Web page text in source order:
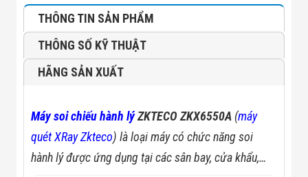
Người
Thuốc Nổ
Khủng Bố
CHUYÊN
DỤNG
Máy Dò Tạp
Chất
Màn Hình
THÔNG TIN SẢN PHẨM
THÔNG SỐ KỸ THUẬT
HÃNG SẢN XUẤT
Máy soi chiếu hành lýZKTECO ZKX6550A (máy
quét XRay Zkteco) là loại máy có chức năng soi
hành lý được ứng dụng tại các sân bay, cửa khẩu,…